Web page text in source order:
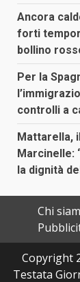
Ancora
forti
bollino
Per la
controlli a
Mattarella,
Marcinelle:
la dignità
Chi
Copyright
Testata